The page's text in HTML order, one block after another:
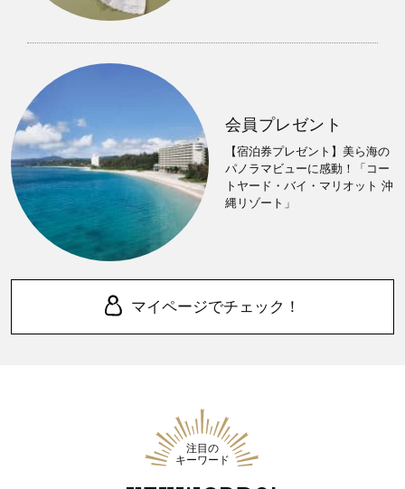
会員プレゼント
【宿泊券プレゼント】美ら海の
パノラマビューに感動！「コー
トヤード・バイ・マリオット 沖
縄リゾート」
マイページでチェック！
注目の
キーワード